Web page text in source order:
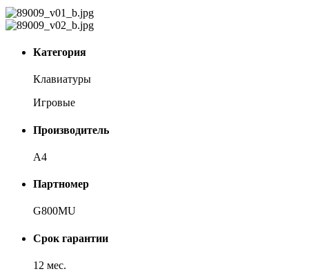
Категория
Клавиатуры
Игровые
Производитель
A4
Партномер
G800MU
Срок гарантии
12 мес.